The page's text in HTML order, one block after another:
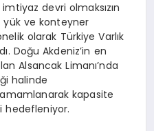
devri olmaksızın
yük ve konteyner
olarak Türkiye Varlık
Doğu Akdeniz’in en
Alsancak Limanı’nda
halinde
kapasite
hedefleniyor.